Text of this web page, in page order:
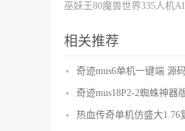
巫妖王80魔兽世界335人机
相关推荐
奇迹mus6单机一键端 源
奇迹mus18P2-2蜘蛛神
热血传奇单机仿盛大1.76